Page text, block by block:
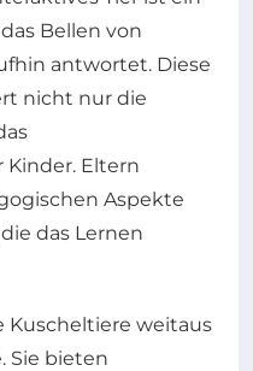
Bellen von
antwortet. Diese
nicht nur die
Eltern
Aspekte
die das Lernen
Kuscheltiere weitaus
Sie bieten